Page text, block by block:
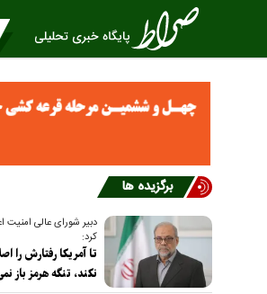
برگزیده ها
دبیر شورای عالی امنیت
کرد:
تا آمریکا رفتارش را
نکند، تنگه هرمز باز